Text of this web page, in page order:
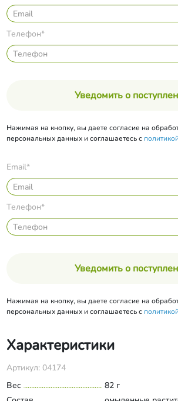
Телефон*
Уведомить о
Нажимая на кнопку, вы даете согласие на
персональных данных и соглашаетесь с
Email*
Телефон*
Уведомить о
Нажимая на кнопку, вы даете согласие на
персональных данных и соглашаетесь с
Характеристики
Артикул: 04174
Вес
82 г